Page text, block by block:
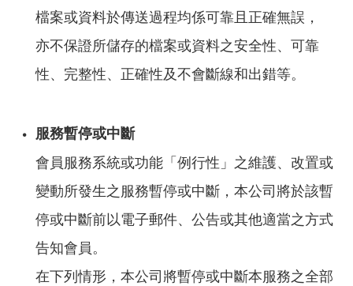
檔案或資料於傳送過程均係可靠且正確無誤，
亦不保證所儲存的檔案或資料之安全性、可靠
性、完整性、正確性及不會斷線和出錯等。
服務暫停或中斷
會員服務系統或功能「例行性」之維護、改置或
變動所發生之服務暫停或中斷，本公司將於該暫
停或中斷前以電子郵件、公告或其他適當之方式
告知會員。
在下列情形，本公司將暫停或中斷本服務之全部